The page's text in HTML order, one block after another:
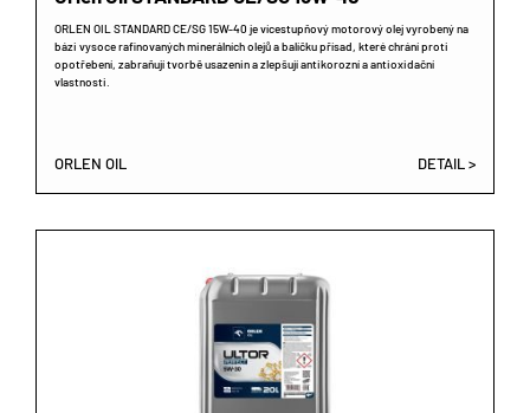
ORLEN OIL STANDARD CE/SG 15W-40 je vícestupňový motorový olej vyrobený na
bázi vysoce rafinovaných minerálních olejů a balíčku přísad, které chrání proti
opotřebení, zabraňují tvorbě usazenin a zlepšují antikorozní a antioxidační
vlastnosti.
ORLEN OIL DETAIL >